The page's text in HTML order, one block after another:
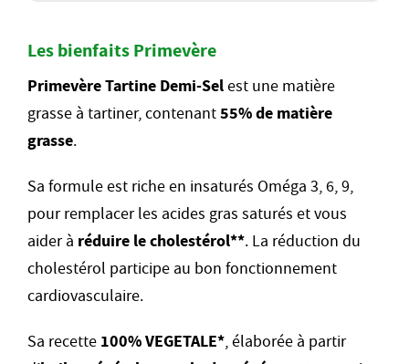
Les bienfaits Primevère
Primevère Tartine Demi-Selest une matière
grasse à tartiner, contenant55% de matière
grasse.
Sa formule est riche en insaturés Oméga 3, 6, 9,
pour remplacer les acides gras saturés et vous
aider à réduire le cholestérol**. La réduction du
cholestérol participe au bon fonctionnement
cardiovasculaire.
Sa recette 100% VEGETALE*, élaborée à partir